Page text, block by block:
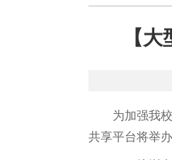
【
为加强我
共享平台将举